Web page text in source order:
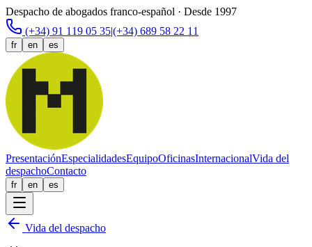
Despacho de abogados franco-español · Desde 1997
(+34) 91 119 05 35|(+34) 689 58 22 11
fr en es
PresentaciónEspecialidadesEquipoOficinasInternacionalVida del
despachoContacto
fr en es
Vida del despacho